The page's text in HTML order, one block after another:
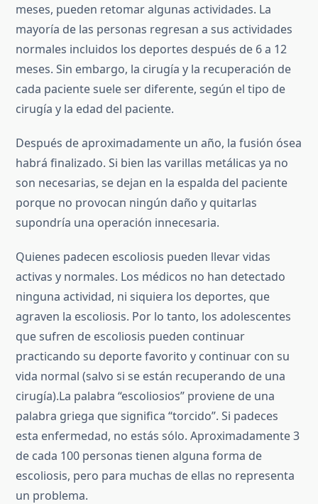
meses, pueden retomar algunas actividades. La
mayoría de las personas regresan a sus actividades
normales incluidos los deportes después de 6 a 12
meses. Sin embargo, la cirugía y la recuperación de
cada paciente suele ser diferente, según el tipo de
cirugía y la edad del paciente.
Después de aproximadamente un año, la fusión ósea
habrá finalizado. Si bien las varillas metálicas ya no
son necesarias, se dejan en la espalda del paciente
porque no provocan ningún daño y quitarlas
supondría una operación innecesaria.
Quienes padecen escoliosis pueden llevar vidas
activas y normales. Los médicos no han detectado
ninguna actividad, ni siquiera los deportes, que
agraven la escoliosis. Por lo tanto, los adolescentes
que sufren de escoliosis pueden continuar
practicando su deporte favorito y continuar con su
vida normal (salvo si se están recuperando de una
cirugía).La palabra “escoliosios” proviene de una
palabra griega que significa “torcido”. Si padeces
esta enfermedad, no estás sólo. Aproximadamente 3
de cada 100 personas tienen alguna forma de
escoliosis, pero para muchas de ellas no representa
un problema.